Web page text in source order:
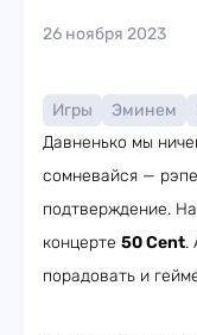
26 ноября 2023
Игры Эминем
Давненько мы
сомневайся —
подтверждение.
концерте 50 Cent.
порадовать и